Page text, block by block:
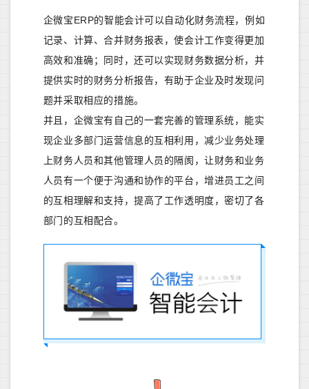
企微宝ERP的智能会计可以自动化财务流程，例如
记录、计算、合并财务报表，使会计工作变得更加
高效和准确；同时，还可以实现财务数据分析，并
提供实时的财务分析报告，有助于企业及时发现问
题并采取相应的措施。
并且，企微宝有自己的一套完善的管理系统，能实
现企业多部门运营信息的互相利用，减少业务处理
上财务人员和其他管理人员的隔阂，让财务和业务
人员有一个便于沟通和协作的平台，增进员工之间
的互相理解和支持，提高了工作透明度，密切了各
部门的互相配合。